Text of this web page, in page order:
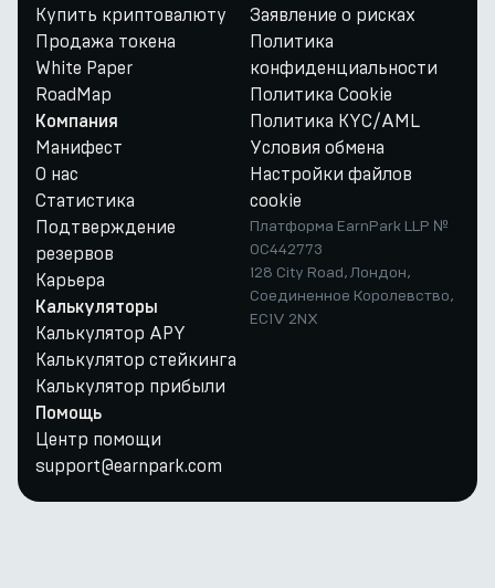
Купить криптовалюту
Продажа токена
White Paper
RoadMap
Компания
Манифест
О нас
Статистика
Подтверждение
резервов
Карьера
Калькуляторы
Калькулятор APY
Калькулятор стейкинга
Калькулятор прибыли
Помощь
Центр помощи
support@earnpark.com
Заявление о рисках
Политика
конфиденциальности
Политика Cookie
Политика KYC/AML
Условия обмена
Настройки файлов
cookie
Платформа EarnPark LLP №
OC442773
128 City Road, Лондон,
Соединенное Королевство,
EC1V 2NX